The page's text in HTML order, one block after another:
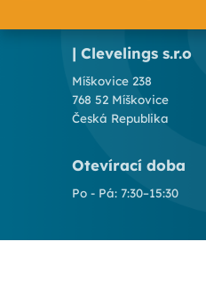
| Clevelings s.r.o
Míškovice 238
768 52 Míškovice
Česká Republika
Otevírací doba
Po - Pá: 7:30–15:30